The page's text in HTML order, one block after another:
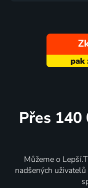
Přes
Můžeme o
nadšených